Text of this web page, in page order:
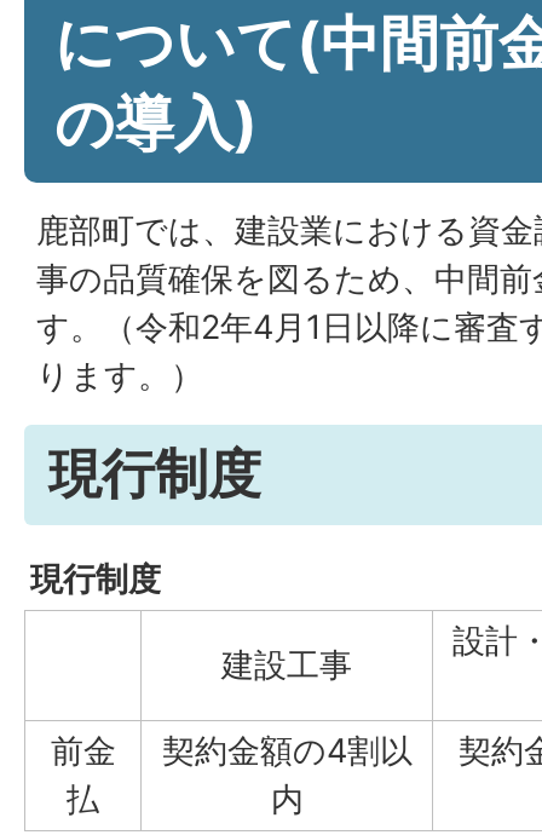
について(中間前
の導入)
鹿部町では、建設業における資
事の品質確保を図るため、中間
す。（令和2年4月1日以降に審査
ります。）
現行制度
現行制度
建設工事
設計
前金
払
契約金額の4割以
内
契約